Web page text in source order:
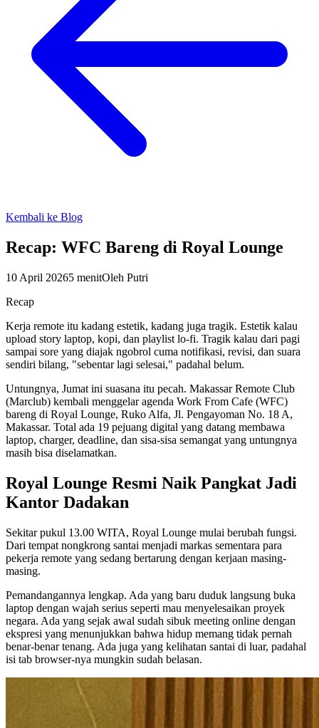
Kembali ke Blog
Recap: WFC Bareng di Royal Lounge
10 April 20265 menitOleh Putri
Recap
Kerja remote itu kadang estetik, kadang juga tragik. Estetik kalau
upload story laptop, kopi, dan playlist lo-fi. Tragik kalau dari pagi
sampai sore yang diajak ngobrol cuma notifikasi, revisi, dan suara
sendiri bilang, "sebentar lagi selesai," padahal belum.
Untungnya, Jumat ini suasana itu pecah. Makassar Remote Club
(Marclub) kembali menggelar agenda Work From Cafe (WFC)
bareng di Royal Lounge, Ruko Alfa, Jl. Pengayoman No. 18 A,
Makassar. Total ada 19 pejuang digital yang datang membawa
laptop, charger, deadline, dan sisa-sisa semangat yang untungnya
masih bisa diselamatkan.
Royal Lounge Resmi Naik Pangkat Jadi
Kantor Dadakan
Sekitar pukul 13.00 WITA, Royal Lounge mulai berubah fungsi.
Dari tempat nongkrong santai menjadi markas sementara para
pekerja remote yang sedang bertarung dengan kerjaan masing-
masing.
Pemandangannya lengkap. Ada yang baru duduk langsung buka
laptop dengan wajah serius seperti mau menyelesaikan proyek
negara. Ada yang sejak awal sudah sibuk meeting online dengan
ekspresi yang menunjukkan bahwa hidup memang tidak pernah
benar-benar tenang. Ada juga yang kelihatan santai di luar, padahal
isi tab browser-nya mungkin sudah belasan.